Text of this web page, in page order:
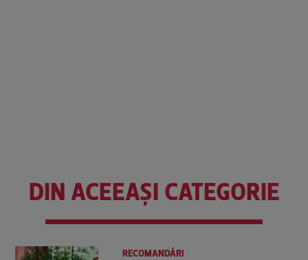
DIN ACEEAȘI CATEGORIE
RECOMANDĂRI